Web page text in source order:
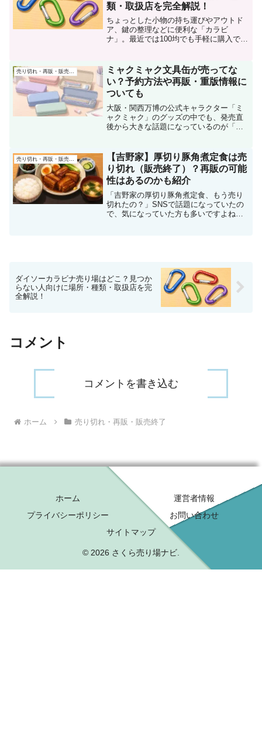
類・取扱店を完全解説！
ちょっとした小物の持ち運びやアウトド
ア、鍵の整理などに便利な「カラビ
ナ」。最近では100均でも手軽に購入でき
しょうか。この記事では、ダイソーのカ
ラビナ売り場の場所から、他...
売り切れ・再販・販売終了
ミャクミャク文具缶が売ってな
い？予約方法や再販・重版情報に
ついても
大阪・関西万博の公式キャラクター「ミ
ャクミャク」のグッズの中でも、発売直
後から大きな話題になっているのが「ミ
ってない」「気付いたら完売していた」
といった声も見られま...
【吉野家】厚切り豚角煮定食は売
り切れ（販売終了）？再販の可能
性はあるのかも紹介
「吉野家の厚切り豚角煮定食、もう売り
切れたの？」SNSで話題になっていたの
で、気になっていた方も多いですよね。
ダイソーカラビナ売り場はどこ？見つか
らない人向けに場所・種類・取扱店を完
全解説！
コメント
コメントを書き込む
ホーム 売り切れ・再販・販売終了
ホーム
運営者情報
プライバシーポリシー
お問い合わせ
サイトマップ
© 2026 さくら売り場ナビ.